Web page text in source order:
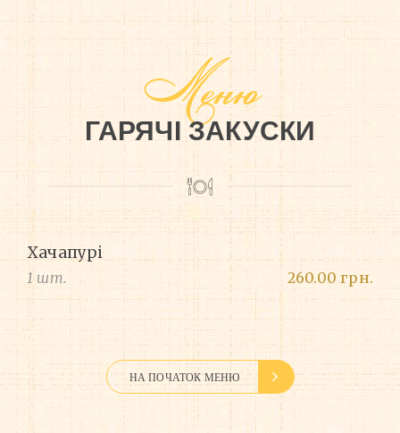
Меню
ГАРЯЧІ ЗАКУСКИ
Хачапурі
1 шт. 260.00 грн.
НА ПОЧАТОК МЕНЮ